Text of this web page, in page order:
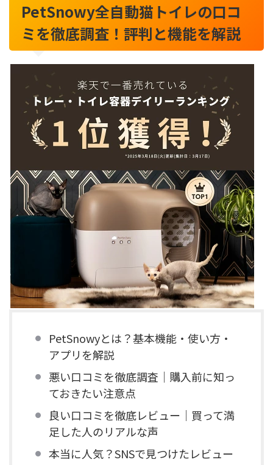
PetSnowy全自動猫トイレの口コ
ミを徹底調査！評判と機能を解説
PetSnowyとは？基本機能・使い方・
アプリを解説
悪い口コミを徹底調査｜購入前に知っ
ておきたい注意点
良い口コミを徹底レビュー｜買って満
足した人のリアルな声
本当に人気？SNSで見つけたレビュー